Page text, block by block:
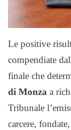
Le positive
compendiate
finale che
di Monza a
Tribunale
carcere,